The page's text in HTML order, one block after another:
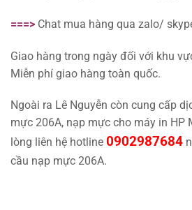
===> Chat mua hàng qua zalo/
Giao hàng trong ngày đối với khu
Miễn phí giao hàng toàn quốc.
Ngoài ra Lê Nguyễn còn cung cấp
mực 206A, nạp mực cho máy in HP
lòng liên hệ hotline 0902987684
cầu nạp mực 206A.